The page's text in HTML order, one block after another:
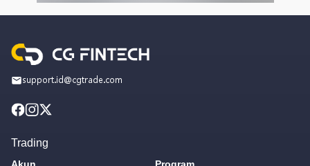
support.id@cgtrade.com
Trading